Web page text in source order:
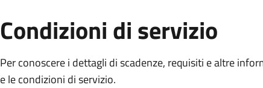
Condizioni di servizio
Per conoscere i dettagli di scadenze, requisiti e altre
e le condizioni di servizio.